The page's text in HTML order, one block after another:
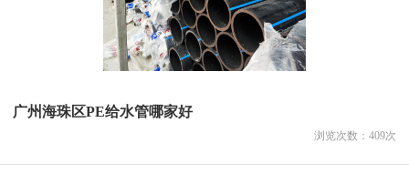
广州海珠区PE给水管哪家好
浏览次数： 409次